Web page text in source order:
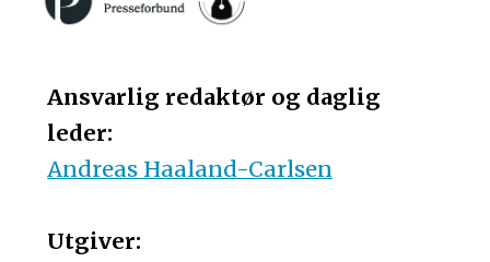
Ansvarlig redaktør og daglig
leder:
Andreas Haaland-Carlsen
Utgiver: